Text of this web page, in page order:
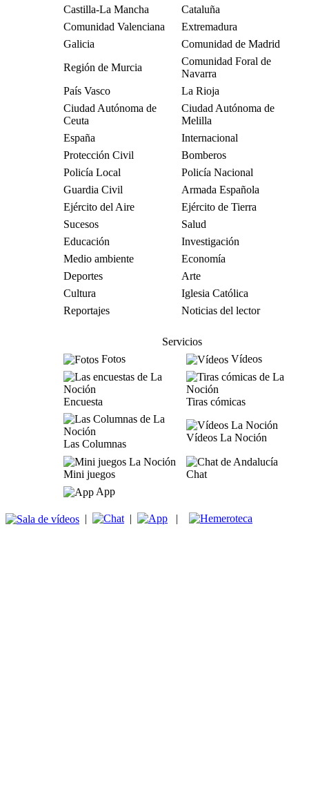
Castilla-La Mancha
Cataluña
Comunidad Valenciana
Extremadura
Galicia
Comunidad de Madrid
Región de Murcia
Comunidad Foral de
Navarra
País Vasco
La Rioja
Ciudad Autónoma de
Ceuta
Ciudad Autónoma de
Melilla
España
Internacional
Protección Civil
Bomberos
Policía Local
Policía Nacional
Guardia Civil
Armada Española
Ejército del Aire
Ejército de Tierra
Sucesos
Salud
Educación
Investigación
Medio ambiente
Economía
Deportes
Arte
Cultura
Iglesia Católica
Reportajes
Noticias del lector
Servicios
Fotos
Vídeos
Encuesta Tiras cómicas
Las Columnas
Vídeos La Noción
Mini juegos
Chat
App
| | |